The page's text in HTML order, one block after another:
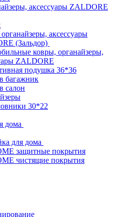
аксессуары ZALDORE
аксессуары
(Зальдор)
ковры, органайзеры,
ZALDORE
подушка 36*36
багажник
салон
30*22
дома
для дома
защитные покрытия
чистящие покрытия